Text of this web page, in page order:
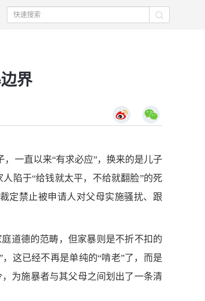
界
一直以来“有求必应”，换来的是儿子
陷于“给钱就太平，不给就翻脸”的死
定禁止被申请人对父母实施骚扰、跟
道德的范畴，但家暴则是不折不扣的
这已经不再是单纯的“啃老”了，而是
为施暴者与其父母之间划出了一条清